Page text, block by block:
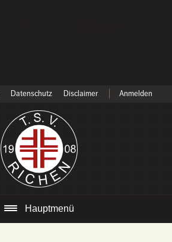
Datenschutz Disclaimer Anmelden
Hauptmenü